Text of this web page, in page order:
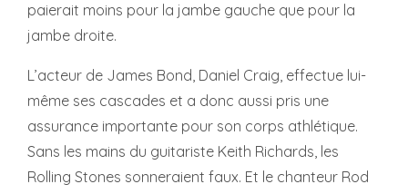
paierait moins pour la jambe gauche que pour la
jambe droite.
L’acteur de James Bond, Daniel Craig, effectue lui-
même ses cascades et a donc aussi pris une
assurance importante pour son corps athlétique.
Sans les mains du guitariste Keith Richards, les
Rolling Stones sonneraient faux. Et le chanteur Rod